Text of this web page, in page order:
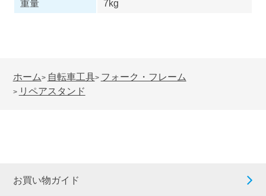
重量
7kg
ホーム> 自転車工具> フォーク・フレーム
> リペアスタンド
お買い物ガイド